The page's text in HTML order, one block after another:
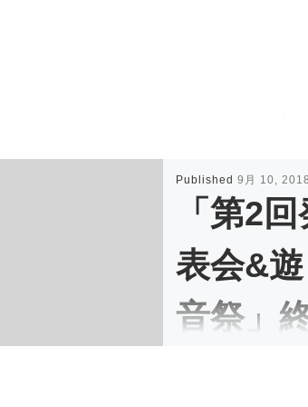
Published 9月 10, 2018
「第2
表会&遊
音祭」